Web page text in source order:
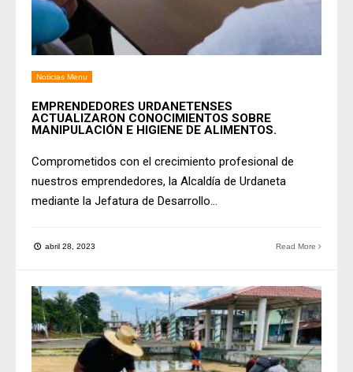
Noticias Menu
EMPRENDEDORES URDANETENSES
ACTUALIZARON CONOCIMIENTOS SOBRE
MANIPULACIÓN E HIGIENE DE ALIMENTOS.
Comprometidos con el crecimiento profesional de
nuestros emprendedores, la Alcaldía de Urdaneta
mediante la Jefatura de Desarrollo...
abril 28, 2023 Read More